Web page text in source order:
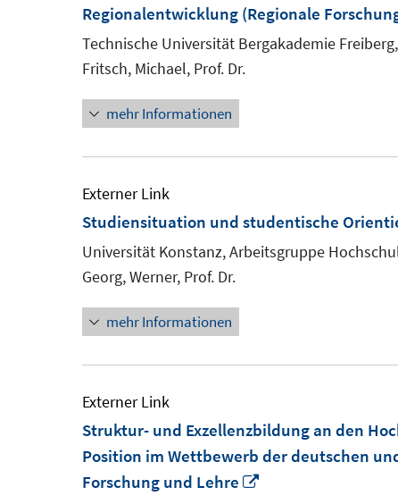
Regionalentwicklung (Regionale
Technische Universität Bergakademie
Fritsch, Michael, Prof. Dr.
mehr Informationen
Externer Link
Studiensituation und studentische
Universität Konstanz, Arbeitsgruppe
Georg, Werner, Prof. Dr.
mehr Informationen
Externer Link
Struktur- und Exzellenzbildung an den
Position im Wettbewerb der deutschen
Forschung und Lehre